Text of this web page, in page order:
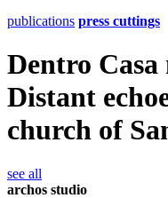
publications press cuttings
Dentro Casa
Distant
church of
see all
archos studio